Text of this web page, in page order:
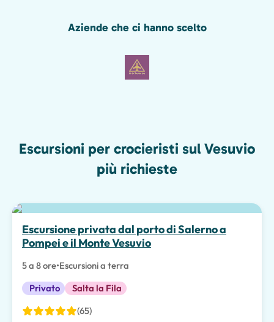
Aziende che ci hanno scelto
Escursioni per crocieristi sul Vesuvio
più richieste
Escursione privata dal porto di Salerno a
Pompei e il Monte Vesuvio
5 a 8 ore•Escursioni a terra
Privato
Salta la Fila
(65)